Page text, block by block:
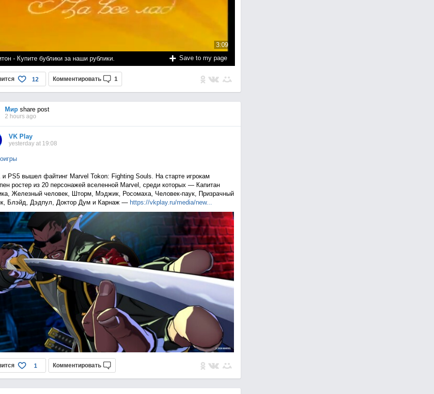
3:09
- Купите бублики за наши рублики. Save to my page
12 Комментировать 1
Мирshare post
2 hours ago
VK Play
yesterday at 19:08
PS5 вышел файтинг Marvel Tokon: Fighting Souls. На старте игрокам
ростер из 20 персонажей вселенной Marvel, среди которых — Капитан
Железный человек, Шторм, Мэджик, Росомаха, Человек-паук, Призрачный
Блэйд, Дэдпул, Доктор Дум и Карнаж — https://vkplay.ru/media/new...
1 Комментировать